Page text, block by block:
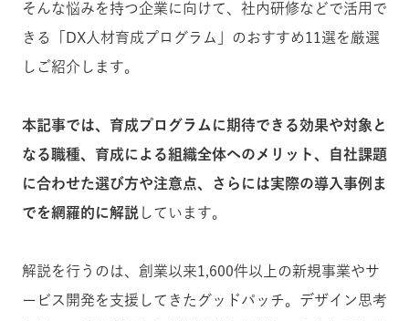
そんな悩みを持つ企業に向けて、社内研修などで活用で
きる「DX人材育成プログラム」のおすすめ11選を厳選
しご紹介します。
本記事では、育成プログラムに期待できる効果や対象と
なる職種、育成による組織全体へのメリット、自社課題
に合わせた選び方や注意点、さらには実際の導入事例ま
でを網羅的に解説 しています。
解説を行うのは、創業以来1,600件以上の新規事業やサ
ービス開発を支援してきたグッドパッチ。デザイン思考